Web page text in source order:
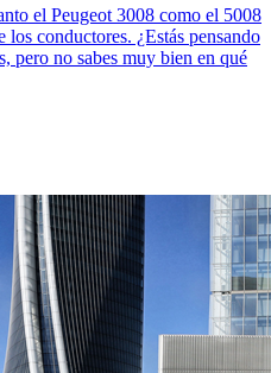
el Peugeot 3008 como el 5008
conductores. ¿Estás pensando
pero no sabes muy bien en qué